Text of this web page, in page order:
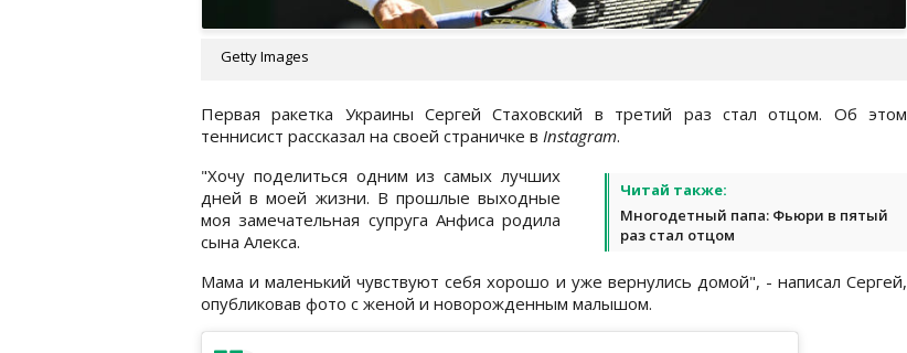
Getty Images
Первая ракетка Украины Сергей Стаховский в третий раз стал отцом. Об этом
теннисист рассказал на своей страничке в Instagram.
Читай также:
Многодетный папа: Фьюри в пятый
раз стал отцом
"Хочу поделиться одним из самых лучших
дней в моей жизни. В прошлые выходные
моя замечательная супруга Анфиса родила
сына Алекса.
Мама и маленький чувствуют себя хорошо и уже вернулись домой", - написал Сергей,
опубликовав фото с женой и новорожденным малышом.